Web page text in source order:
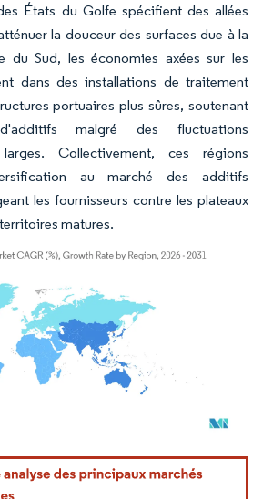
États du Golfe spécifient des allées
la douceur des surfaces due à la
du Sud, les économies axées sur les
dans des installations de traitement
portuaires plus sûres, soutenant
malgré des fluctuations
Collectivement, ces régions
au marché des additifs
les fournisseurs contre les plateaux
matures.
La réutilisation nécessite une attribution sous CC BY